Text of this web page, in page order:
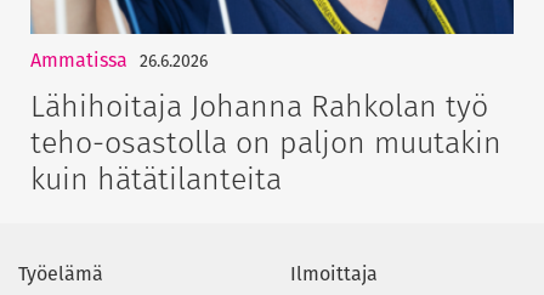
Ammatissa 26.6.2026
Lähihoitaja Johanna Rahkolan työ
teho-osastolla on paljon muutakin
kuin hätätilanteita
Työelämä Ilmoittaja